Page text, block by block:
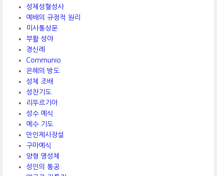
성체성혈성사
예배의 규정적 원리
미사통상문
부활 성야
경신례
Communio
은혜의 방도
성체 조배
성찬기도
리뚜르기아
성수 예식
예수 기도
만인제사장설
구마예식
양형 영성체
성인의 통공